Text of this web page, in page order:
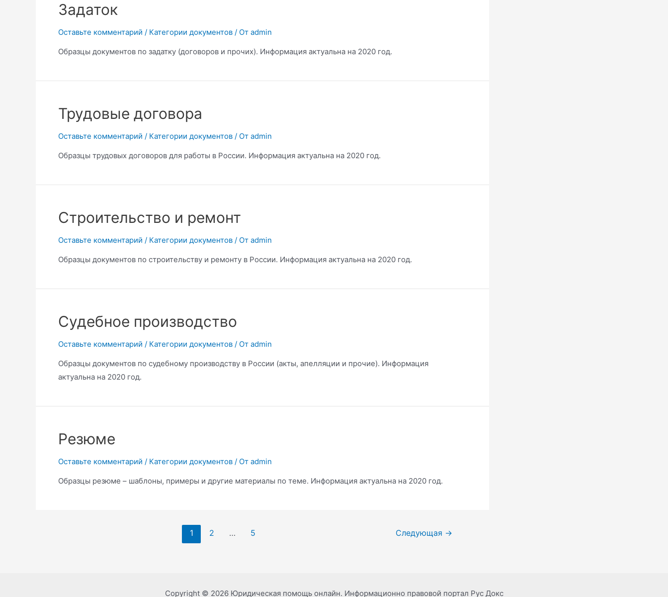
Задаток
Оставьте комментарий / Категории документов / От admin
Образцы документов по задатку (договоров и прочих). Информация актуальна на 2020 год.
Трудовые договора
Оставьте комментарий / Категории документов / От admin
Образцы трудовых договоров для работы в России. Информация актуальна на 2020 год.
Строительство и ремонт
Оставьте комментарий / Категории документов / От admin
Образцы документов по строительству и ремонту в России. Информация актуальна на 2020 год.
Судебное производство
Оставьте комментарий / Категории документов / От admin
Образцы документов по судебному производству в России (акты, апелляции и прочие). Информация
актуальна на 2020 год.
Резюме
Оставьте комментарий / Категории документов / От admin
Образцы резюме – шаблоны, примеры и другие материалы по теме. Информация актуальна на 2020 год.
1 2 … 5 Следующая →
Copyright © 2026 Юридическая помощь онлайн. Информационно правовой портал Рус Докс